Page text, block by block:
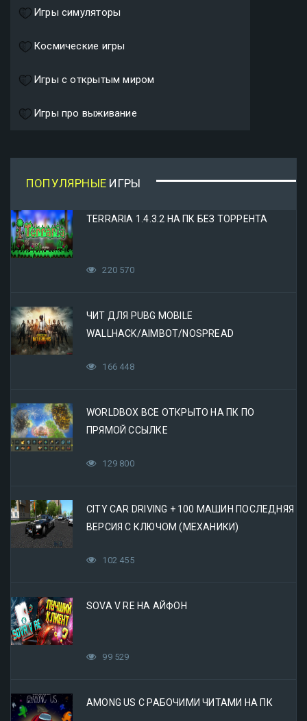
Игры симуляторы
Космические игры
Игры с открытым миром
Игры про выживание
ПОПУЛЯРНЫЕ ИГРЫ
TERRARIA 1.4.3.2 НА ПК БЕЗ ТОРРЕНТА
220 570
ЧИТ ДЛЯ PUBG MOBILE
WALLHACK/AIMBOT/NOSPREAD
166 448
WORLDBOX ВСЕ ОТКРЫТО НА ПК ПО
ПРЯМОЙ ССЫЛКЕ
129 800
CITY CAR DRIVING + 100 МАШИН ПОСЛЕДНЯЯ
ВЕРСИЯ С КЛЮЧОМ (МЕХАНИКИ)
102 455
SOVA V RE НА АЙФОН
99 529
AMONG US С РАБОЧИМИ ЧИТАМИ НА ПК